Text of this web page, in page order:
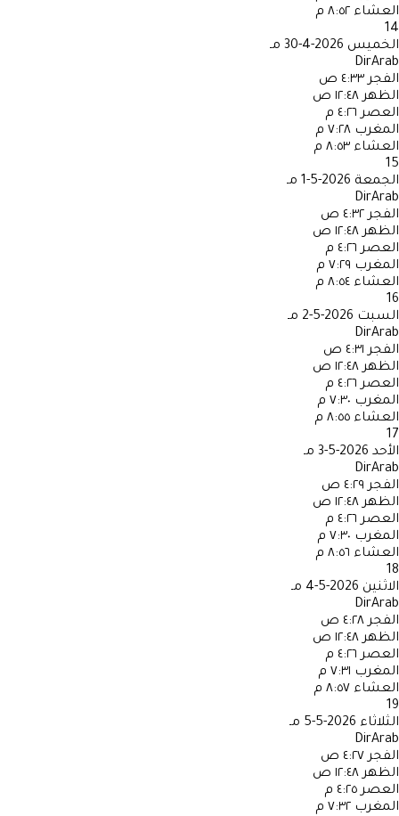
العشاء ٨:٥٢ م
14
الخميس 2026-4-30 مـ
DirArab
الفجر ٤:٣٣ ص
الظهر ١٢:٤٨ ص
العصر ٤:٢٦ م
المغرب ٧:٢٨ م
العشاء ٨:٥٣ م
15
الجمعة 2026-5-1 مـ
DirArab
الفجر ٤:٣٢ ص
الظهر ١٢:٤٨ ص
العصر ٤:٢٦ م
المغرب ٧:٢٩ م
العشاء ٨:٥٤ م
16
السبت 2026-5-2 مـ
DirArab
الفجر ٤:٣١ ص
الظهر ١٢:٤٨ ص
العصر ٤:٢٦ م
المغرب ٧:٣٠ م
العشاء ٨:٥٥ م
17
الأحد 2026-5-3 مـ
DirArab
الفجر ٤:٢٩ ص
الظهر ١٢:٤٨ ص
العصر ٤:٢٦ م
المغرب ٧:٣٠ م
العشاء ٨:٥٦ م
18
الاثنين 2026-5-4 مـ
DirArab
الفجر ٤:٢٨ ص
الظهر ١٢:٤٨ ص
العصر ٤:٢٦ م
المغرب ٧:٣١ م
العشاء ٨:٥٧ م
19
الثلاثاء 2026-5-5 مـ
DirArab
الفجر ٤:٢٧ ص
الظهر ١٢:٤٨ ص
العصر ٤:٢٥ م
المغرب ٧:٣٢ م